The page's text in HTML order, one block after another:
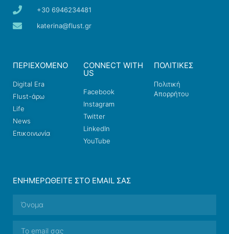
+30 6946234481
katerina@flust.gr
ΠΕΡΙΕΧΟΜΕΝΟ
Digital Era
Flust-άρω
Life
News
Επικοινωνία
CONNECT WITH
US
Facebook
Instagram
Twitter
LinkedIn
YouTube
ΠΟΛΙΤΙΚΕΣ
Πολιτική
Απορρήτου
ΕΝΗΜΕΡΩΘΕΊΤΕ ΣΤΟ EMAIL ΣΑΣ